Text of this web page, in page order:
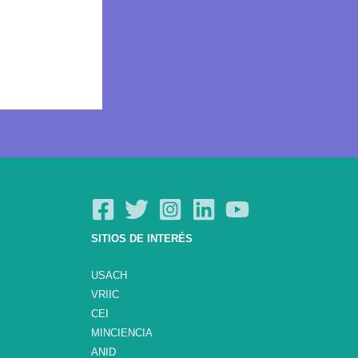
SITIOS DE INTERÉS
USACH
VRIIC
CEI
MINCIENCIA
ANID